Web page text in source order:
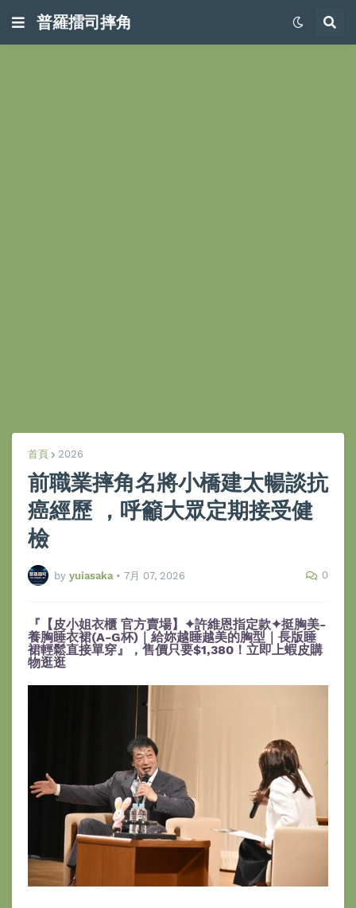
普羅擂司摔角
首頁 2026
前職業摔角名將小橋建太暢談抗
癌經歷 ，呼籲大眾定期接受健
檢
by yuiasaka • 7月 07, 2026 0
『【皮小姐衣櫃 官方賣場】✦許維恩指定款✦挺胸美-
養胸睡衣裙(A-G杯)｜給妳越睡越美的胸型｜長版睡
裙輕鬆直接單穿』，售價只要$1,380！立即上蝦皮購
物逛逛